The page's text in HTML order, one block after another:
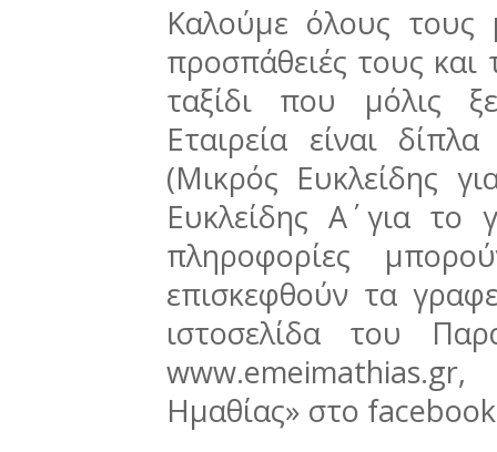
Καλούμε όλους τους
προσπάθειές τους
ταξίδι που μόλις
Εταιρεία είναι
(Μικρός Ευκλείδης
Ευκλείδης Α΄ για το
πληροφορίες
επισκεφθούν τα
ιστοσελίδα του
Ημαθίας» στο